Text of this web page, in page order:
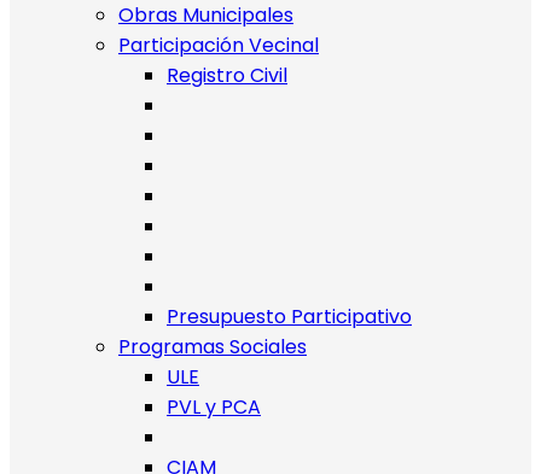
Obras Municipales
Participación Vecinal
Registro Civil
Presupuesto Participativo
Programas Sociales
ULE
PVL y PCA
CIAM